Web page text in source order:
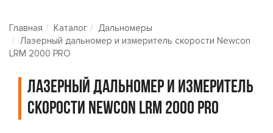
Главная Каталог
Дальномеры
Лазерный дальномер и измеритель скорости Newcon
LRM 2000 PRO
Лазерный дальномер и измеритель
скорости Newcon LRM 2000 PRO